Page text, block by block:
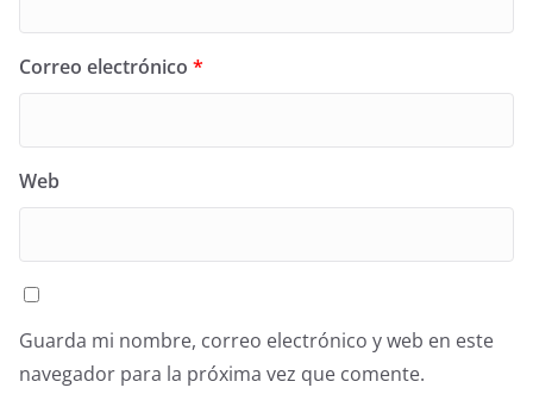
Correo electrónico *
Web
Guarda mi nombre, correo electrónico y web en este
navegador para la próxima vez que comente.